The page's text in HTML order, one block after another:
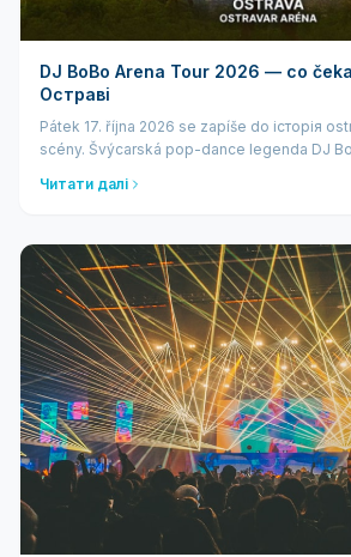
DJ BoBo Arena Tour 2026 — co
Остраві
Pátek 17. října 2026 se zapíše do історія
scény. Švýcarská pop-dance legenda DJ
mála českých zastáv...
Читати далі